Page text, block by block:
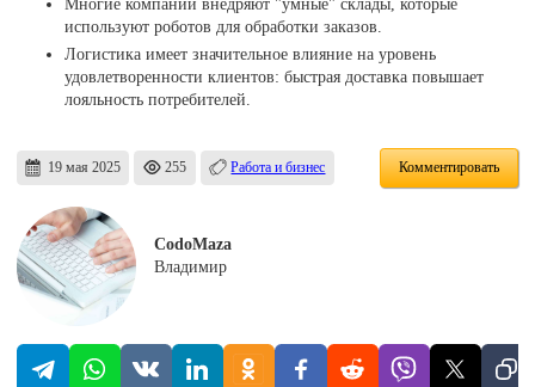
используют роботов для обработки заказов.
Логистика имеет значительное влияние на уровень
удовлетворенности клиентов: быстрая доставка повышает
лояльность потребителей.
19 мая 2025 255 Работа и бизнес Комментировать
CodoMaza
Владимир